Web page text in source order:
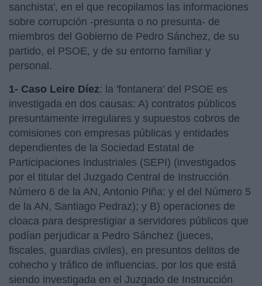
sanchista', en el que recopilamos las informaciones
sobre corrupción -presunta o no presunta- de
miembros del Gobierno de Pedro Sánchez, de su
partido, el PSOE, y de su entorno familiar y
personal.
1- Caso Leire Díez: la 'fontanera' del PSOE es
investigada en dos causas: A) contratos públicos
presuntamente irregulares y supuestos cobros de
comisiones con empresas públicas y entidades
dependientes de la Sociedad Estatal de
Participaciones Industriales (SEPI) (investigados
por el titular del Juzgado Central de Instrucción
Número 6 de la AN, Antonio Piña; y el del Número 5
de la AN, Santiago Pedraz); y B) operaciones de
cloaca para desprestigiar a servidores públicos que
podían perjudicar a Pedro Sánchez (jueces,
fiscales, guardias civiles), en presuntos delitos de
cohecho y tráfico de influencias, por los que está
siendo investigada en el Juzgado de Instrucción